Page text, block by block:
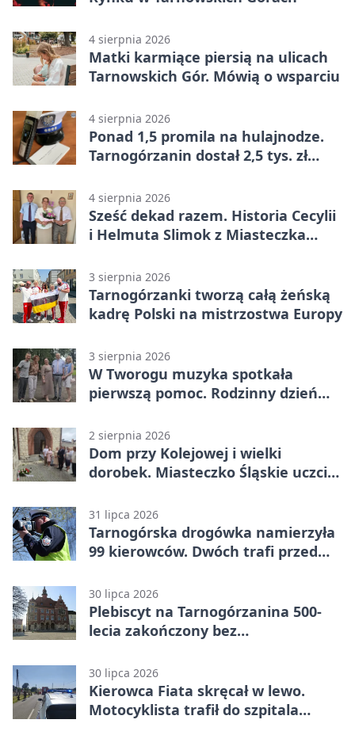
4 sierpnia 2026
Matki karmiące piersią na ulicach
Tarnowskich Gór. Mówią o wsparciu
4 sierpnia 2026
Ponad 1,5 promila na hulajnodze.
Tarnogórzanin dostał 2,5 tys. zł
4 sierpnia 2026
Sześć dekad razem. Historia Cecylii
i Helmuta Slimok z Miasteczka
3 sierpnia 2026
Tarnogórzanki tworzą całą żeńską
kadrę Polski na mistrzostwa Europy
3 sierpnia 2026
W Tworogu muzyka spotkała
pierwszą pomoc. Rodzinny dzień
2 sierpnia 2026
Dom przy Kolejowej i wielki
dorobek. Miasteczko Śląskie uczciło
31 lipca 2026
Tarnogórska drogówka namierzyła
99 kierowców. Dwóch trafi przed
30 lipca 2026
Plebiscyt na Tarnogórzanina 500-
lecia zakończony bez
30 lipca 2026
Kierowca Fiata skręcał w lewo.
Motocyklista trafił do szpitala